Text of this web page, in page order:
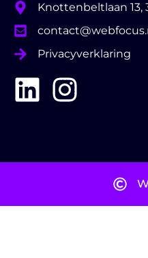
Knottenbeltlaan 13,
Privacyverklaring